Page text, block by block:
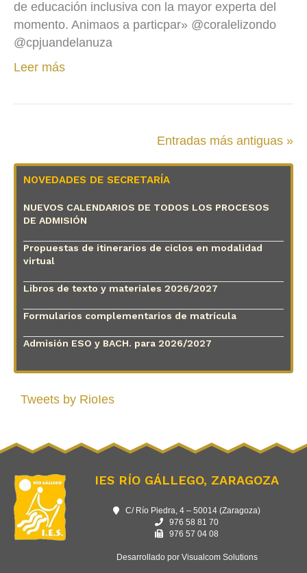
de educación inclusiva con la mayor experta del
momento. Animaos a particpar» @coralelizondo
@cpjuandelanuza
Leer más
Entradas más antiguas »
NOVEDADES DE SECRETARÍA
NUEVOS CALENDARIOS DE TODOS LOS PROCESOS
DE ADMISIÓN
Propuestas de itinerarios de ciclos en modalidad
virtual
Libros de texto y materiales 2026/2027
Formularios complementarios de matrícula
Admisión ESO y BACH. para 2026/2027
Tweets by RioIes
IES RÍO GÁLLEGO, ZARAGOZA
C/ Río Piedra, 4 – 50014 (Zaragoza)
976 58 81 70
976 57 04 08
Desarrollado por Visualcom Solutions